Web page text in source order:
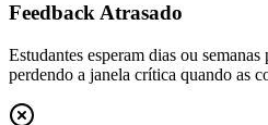
Feedback Atrasado
Estudantes esperam dias ou
perdendo a janela crítica quando as